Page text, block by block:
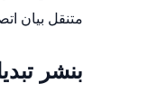
متنقل بيان
بنشر